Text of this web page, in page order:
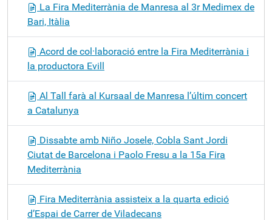
La Fira Mediterrània de Manresa al 3r Medimex de
Bari, Itàlia
Acord de col·laboració entre la Fira Mediterrània i
la productora Evill
Al Tall farà al Kursaal de Manresa l’últim concert
a Catalunya
Dissabte amb Niño Josele, Cobla Sant Jordi
Ciutat de Barcelona i Paolo Fresu a la 15a Fira
Mediterrània
Fira Mediterrània assisteix a la quarta edició
d’Espai de Carrer de Viladecans